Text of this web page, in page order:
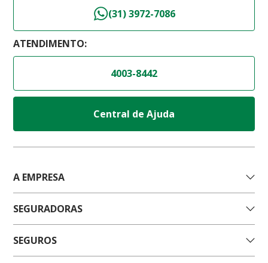
(31) 3972-7086
ATENDIMENTO:
4003-8442
Central de Ajuda
A EMPRESA
SEGURADORAS
SEGUROS